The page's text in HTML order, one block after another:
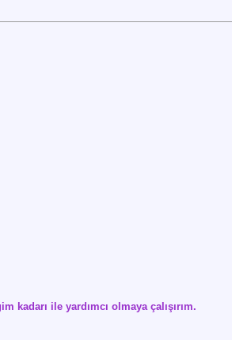
kadarı ile yardımcı olmaya çalışırım.